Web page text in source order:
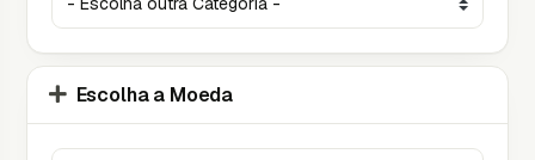
Escolha a Moeda